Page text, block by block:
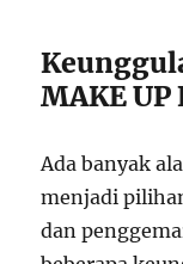
MAKE UP
Ada banyak
menjadi
dan